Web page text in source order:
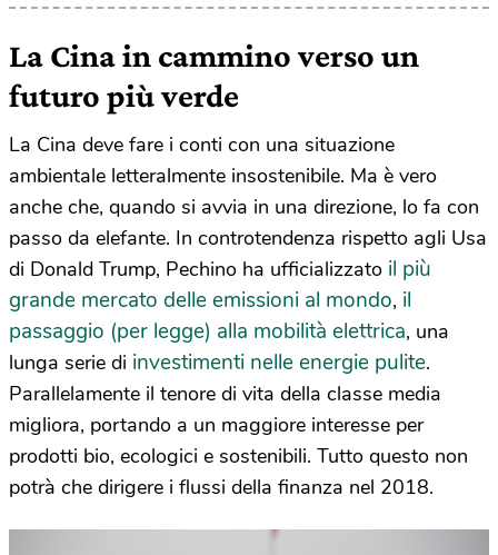
La Cina in cammino verso un
futuro più verde
La Cina deve fare i conti con una situazione
ambientale letteralmente insostenibile. Ma è vero
anche che, quando si avvia in una direzione, lo fa con
passo da elefante. In controtendenza rispetto agli Usa
di Donald Trump, Pechino ha ufficializzato il più
grande mercato delle emissioni al mondo, il
passaggio (per legge) alla mobilità elettrica, una
lunga serie di investimenti nelle energie pulite.
Parallelamente il tenore di vita della classe media
migliora, portando a un maggiore interesse per
prodotti bio, ecologici e sostenibili. Tutto questo non
potrà che dirigere i flussi della finanza nel 2018.